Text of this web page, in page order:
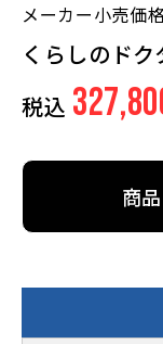
メーカー小売価
くらしのド
税込
商